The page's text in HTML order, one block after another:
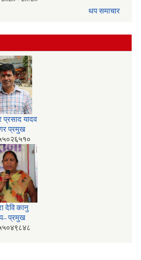
थप समाचार
प्रसाद यादव​
प्रमुख
देवि कानु
प्रमुख